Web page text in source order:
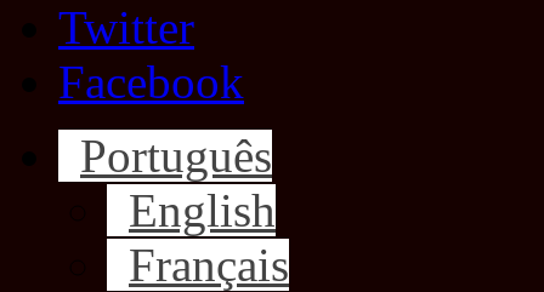
Twitter
Facebook
Português
English
Français